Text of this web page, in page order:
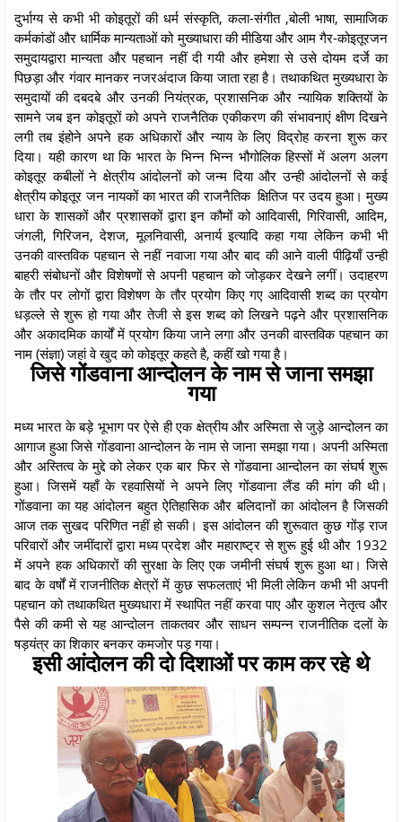
दुर्भाग्य से कभी भी कोइतूरों की धर्म संस्कृति, कला-संगीत ,बोली भाषा, सामाजिक
कर्मकांडों और धार्मिक मान्यताओं को मुख्याधारा की मीडिया और आम गैर-कोइतूरजन
समुदायद्वारा मान्यता और पहचान नहीं दी गयी और हमेशा से उसे दोयम दर्जे का
पिछड़ा और गंवार मानकर नजरअंदाज किया जाता रहा है। तथाकथित मुख्यधारा के
समुदायों की दबदबे और उनकी नियंत्रक, प्रशासनिक और न्यायिक शक्तियों के
सामने जब इन कोइतूरों को अपने राजनैतिक एकीकरण की संभावनाएं क्षीण दिखने
लगी तब इंहोने अपने हक अधिकारों और न्याय के लिए विद्रोह करना शुरू कर
दिया। यही कारण था कि भारत के भिन्न भिन्न भौगोलिक हिस्सों में अलग अलग
कोइतूर कबीलों ने क्षेत्रीय आंदोलनों को जन्म दिया और उन्ही आंदोलनों से कई
क्षेत्रीय कोइतूर जन नायकों का भारत की राजनैतिक क्षितिज पर उदय हुआ। मुख्य
धारा के शासकों और प्रशासकों द्वारा इन कौमों को आदिवासी, गिरिवासी, आदिम,
जंगली, गिरिजन, देशज, मूलनिवासी, अनार्य इत्यादि कहा गया लेकिन कभी भी
उनकी वास्तविक पहचान से नहीं नवाजा गया और बाद की आने वाली पीढ़ियाँ उन्ही
बाहरी संबोधनों और विशेषणों से अपनी पहचान को जोड़कर देखने लगीं। उदाहरण
के तौर पर लोगों द्वारा विशेषण के तौर प्रयोग किए गए आदिवासी शब्द का प्रयोग
धड़ल्ले से शुरू हो गया और तेजी से इस शब्द को लिखने पढ़ने और प्रशासनिक
और अकादमिक कार्यों में प्रयोग किया जाने लगा और उनकी वास्तविक पहचान का
नाम (संज्ञा) जहां वे खुद को कोइतूर कहते है, कहीं खो गया है।
जिसे गोंडवाना आन्दोलन के नाम से जाना समझा
गया
मध्य भारत के बड़े भूभाग पर ऐसे ही एक क्षेत्रीय और अस्मिता से जुड़े आन्दोलन का
आगाज हुआ जिसे गोंडवाना आन्दोलन के नाम से जाना समझा गया। अपनी अस्मिता
और अस्तित्व के मुद्दे को लेकर एक बार फिर से गोंडवाना आन्दोलन का संघर्ष शुरू
हुआ। जिसमें यहाँ के रहवासियों ने अपने लिए गोंडवाना लैंड की मांग की थी।
गोंडवाना का यह आंदोलन बहुत ऐतिहासिक और बलिदानों का आंदोलन है जिसकी
आज तक सुखद परिणित नहीं हो सकी। इस आंदोलन की शुरूवात कुछ गोंड़ राज
परिवारों और जमींदारों द्वारा मध्य प्रदेश और महाराष्ट्र से शुरू हुई थी और 1932
में अपने हक अधिकारों की सुरक्षा के लिए एक जमीनी संघर्ष शुरू हुआ था। जिसे
बाद के वर्षों में राजनीतिक क्षेत्रों में कुछ सफलताएं भी मिली लेकिन कभी भी अपनी
पहचान को तथाकथित मुख्यधारा में स्थापित नहीं करवा पाए और कुशल नेतृत्व और
पैसे की कमी से यह आन्दोलन ताकतवर और साधन सम्पन्न राजनीतिक दलों के
षड़यंत्र का शिकार बनकर कमजोर पड़ गया।
इसी आंदोलन की दो दिशाओं पर काम कर रहे थे